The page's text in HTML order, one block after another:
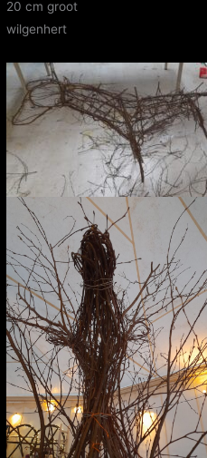
20 cm groot
wilgenhert